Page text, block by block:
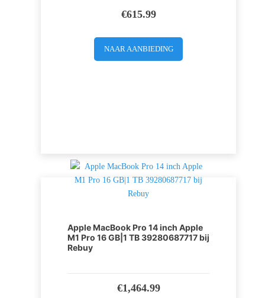
€615.99
NAAR AANBIEDING
Apple MacBook Pro 14 inch Apple
M1 Pro 16 GB|1 TB 39280687717 bij
Rebuy
€1,464.99